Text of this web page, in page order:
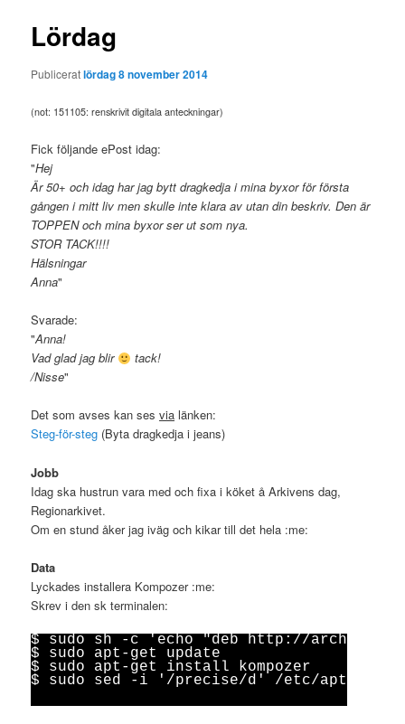
Lördag
Publiceratlördag 8 november 2014
(not: 151105: renskrivit digitala anteckningar)
Fick följande ePost idag:
"Hej
Är 50+ och idag har jag bytt dragkedja i mina byxor för första
gången i mitt liv men skulle inte klara av utan din beskriv. Den är
TOPPEN och mina byxor ser ut som nya.
STOR TACK!!!!
Hälsningar
Anna"
Svarade:
"Anna!
Vad glad jag blir
tack!
/Nisse"
Det som avses kan sesvia länken:
Steg-för-steg (Byta dragkedja i jeans)
Jobb
Idag ska hustrun vara med och fixa i köket å Arkivens dag,
Regionarkivet.
Om en stund åker jag iväg och kikar till det hela :me:
Data
Lyckades installera Kompozer :me:
Skrev i den sk terminalen:
$ sudo sh -c 'echo "deb http://
$ sudo apt-get update
$ sudo apt-get install kompozer
$ sudo sed -i '/precise/d' /etc/apt/